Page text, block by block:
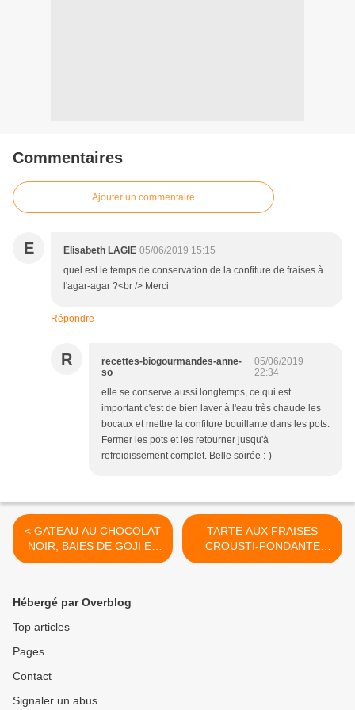
Commentaires
Ajouter un commentaire
E Elisabeth LAGIE 05/06/2019 15:15
quel est le temps de conservation de la confiture de fraises à
l'agar-agar ?<br /> Merci
Répondre
R
recettes-biogourmandes-anne-
so
05/06/2019
22:34
elle se conserve aussi longtemps, ce qui est
important c'est de bien laver à l'eau très chaude les
bocaux et mettre la confiture bouillante dans les pots.
Fermer les pots et les retourner jusqu'à
refroidissement complet. Belle soirée :-)
< GATEAU AU CHOCOLAT
NOIR, BAIES DE GOJI ET
FARINE DE RIZ COMPLET
TARTE AUX FRAISES
CROUSTI-FONDANTE
AVEC PATE SUCREE ET
Hébergé par Overblog
Top articles
Pages
Contact
Signaler un abus